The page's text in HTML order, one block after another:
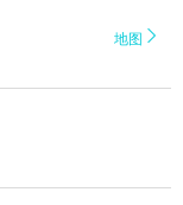
地图 